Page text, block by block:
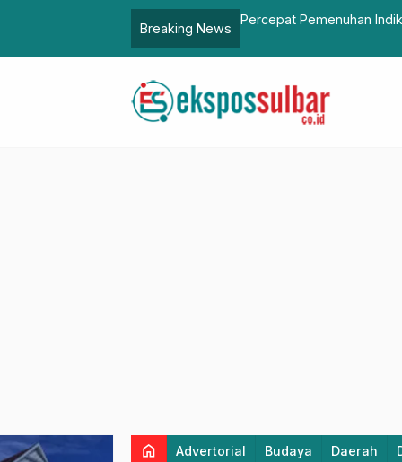
Breaking News
Toyota Avanza dan Veloz
home Advertorial Budaya Daerah